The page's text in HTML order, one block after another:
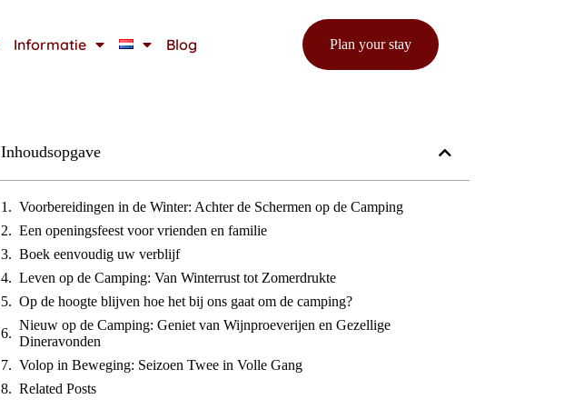
Informatie Blog Plan your stay
Inhoudsopgave
Voorbereidingen in de Winter: Achter de Schermen op de Camping
Een openingsfeest voor vrienden en familie
Boek eenvoudig uw verblijf
Leven op de Camping: Van Winterrust tot Zomerdrukte
Op de hoogte blijven hoe het bij ons gaat om de camping?
Nieuw op de Camping: Geniet van Wijnproeverijen en Gezellige
Dineravonden
Volop in Beweging: Seizoen Twee in Volle Gang
Related Posts